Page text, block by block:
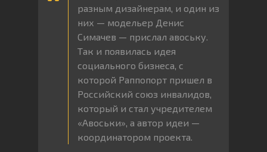
разным дизайнерам, и один из
них — модельер Денис
Симачев — прислал авоську.
Так и появилась идея
социального бизнеса, с
которой Раппопорт пришел в
Российский союз инвалидов,
который и стал учредителем
«Авоськи», а автор идеи —
координатором проекта.